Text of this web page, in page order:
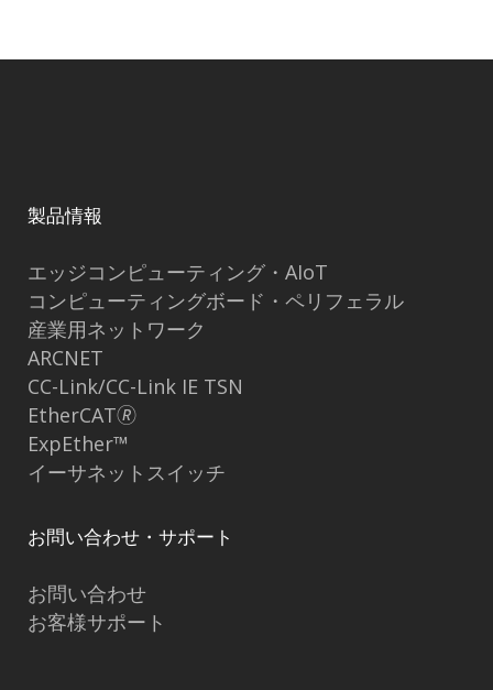
製品情報
エッジコンピューティング・AIoT
コンピューティングボード・ペリフェラル
産業用ネットワーク
ARCNET
CC-Link/CC-Link IE TSN
EtherCAT🄬
ExpEther™
イーサネットスイッチ
お問い合わせ・サポート
お問い合わせ
お客様サポート